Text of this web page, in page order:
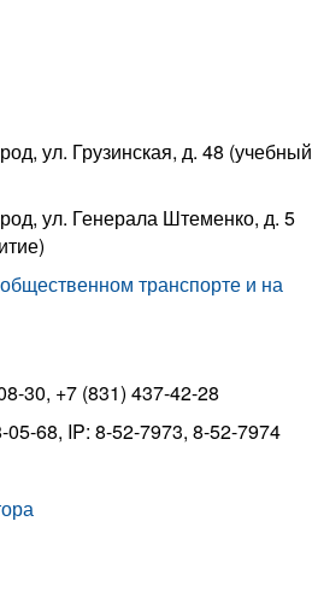
ул. Грузинская, д. 48 (учебный
ул. Генерала Штеменко, д. 5
транспорте и на
30, +7 (831) 437-42-28
68, IP: 8-52-7973, 8-52-7974